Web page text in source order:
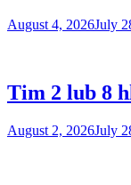
August 4, 2026July
Tim 2 lub 8
August 2, 2026July